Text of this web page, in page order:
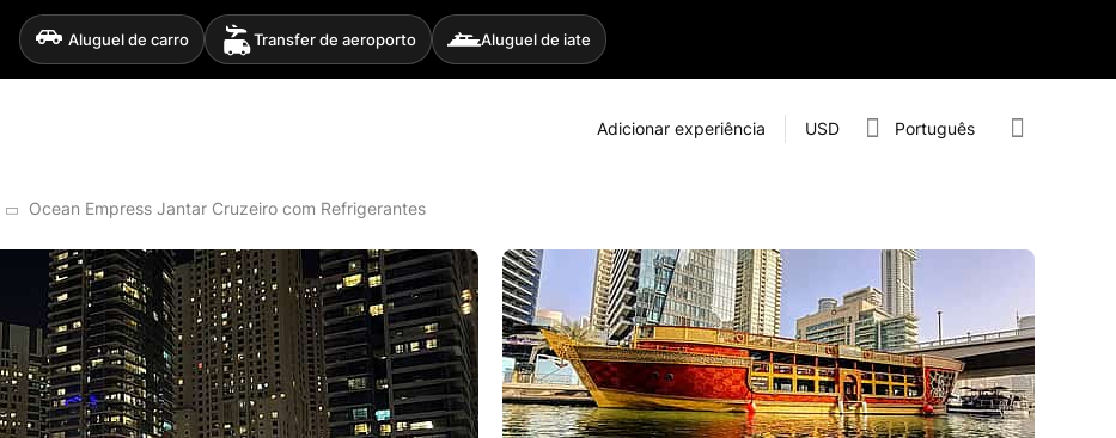
Aluguel de carro Transfer de aeroporto Aluguel de iate
Adicionar experiência USD Português
Ocean Empress Jantar Cruzeiro com Refrigerantes